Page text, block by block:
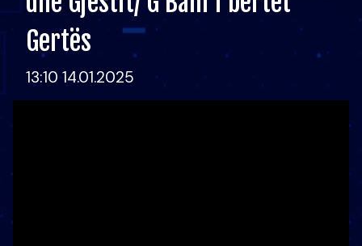
Gertës
13:10 14.01.2025